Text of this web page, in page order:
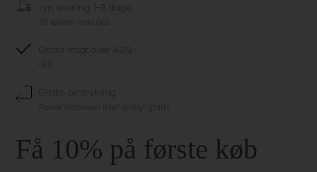
Lyn levering, 1-3 dage
Få leveret med GLS
Gratis fragt over 499,-
Gratis ombytning
Passer størrelsen ikke? ombyt gratis
Få 10% på første køb